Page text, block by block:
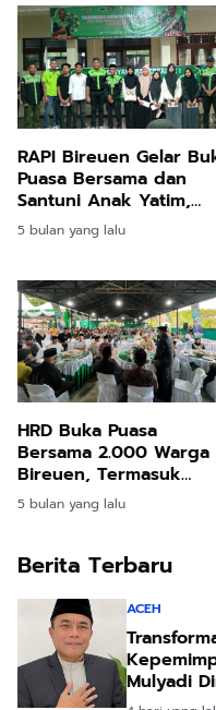
RAPI Bireuen Gelar
Puasa Bersama dan
Santuni Anak Yatim,
Pengurus Lokal
Jeunieb–Pandrah
5 bulan yang lalu
HRD Buka Puasa
Bersama 2.000 Warga
Bireuen, Termasuk
Pengungsi Banjir dan
Longsor
5 bulan yang lalu
Berita Terbaru
ACEH
Mulyadi